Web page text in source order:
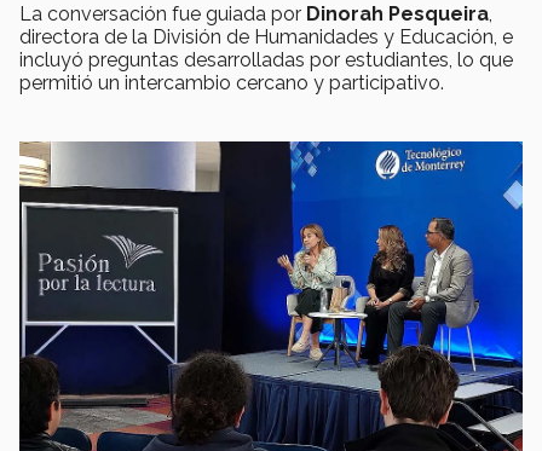
La conversación fue guiada por Dinorah Pesqueira
directora de la División de Humanidades y Educación, e
incluyó preguntas desarrolladas por estudiantes, lo que
permitió un intercambio cercano y participativo.